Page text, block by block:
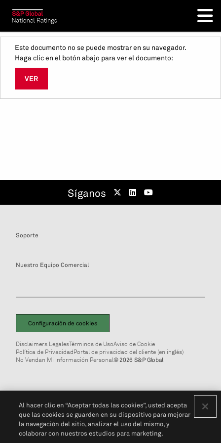
Este documento no se puede mostrar en su navegador.
Haga clic en el botón abajo para ver el documento:
VER
Síganos
Soporte
Nuestro Equipo Comercial
Configuración de cookies
Disclaimers LegalesTérminos de UsoAviso de Cookie
Política de PrivacidadPortal de privacidad del cliente (en inglés)
No Vendan Mi Información Personal© 2026 S&P Global
Al hacer clic en “Aceptar todas las cookies”, usted acepta
que las cookies se guarden en su dispositivo para mejorar
la navegación del sitio, analizar el uso del mismo, y
colaborar con nuestros estudios para marketing.